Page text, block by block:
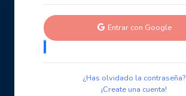
Entrar con Google
¿Has olvidado la contraseña?
¡Create una cuenta!